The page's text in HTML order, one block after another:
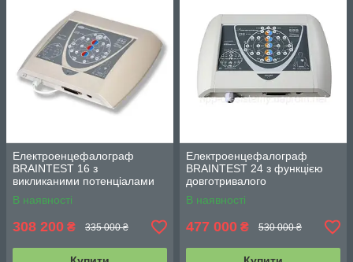
Електроенцефалограф
BRAINTEST 16 з
викликаними потенціалами
В наявності
308 200 ₴ 335 000 ₴
Електроенцефалограф
BRAINTEST 24 з функцією
довготривалого
відеомоніторингу
В наявності
477 000 ₴ 530 000 ₴